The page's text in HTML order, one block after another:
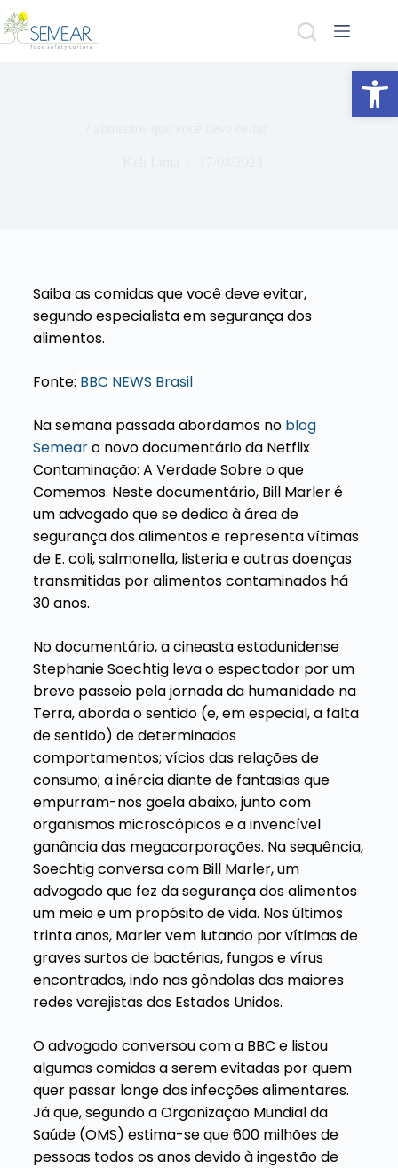
Abrir a barra de ferramentas
Saiba as comidas que você deve evitar,
segundo especialista em segurança dos
alimentos.
Fonte: BBC NEWS Brasil
Na semana passada abordamos no blog
Semearo novo documentário da Netflix
Contaminação: A Verdade Sobre o que
Comemos. Neste documentário, Bill Marler é
um advogado que se dedica à área de
segurança dos alimentos e representa vítimas
de E. coli, salmonella, listeria e outras doenças
transmitidas por alimentos contaminados há
30 anos.
No documentário, a cineasta estadunidense
Stephanie Soechtig leva o espectador por um
breve passeio pela jornada da humanidade na
Terra, aborda o sentido (e, em especial, a falta
de sentido) de determinados
comportamentos; vícios das relações de
consumo; a inércia diante de fantasias que
empurram-nos goela abaixo, junto com
organismos microscópicos e a invencível
ganância das megacorporações. Na sequência,
Soechtig conversa com Bill Marler, um
advogado que fez da segurança dos alimentos
um meio e um propósito de vida. Nos últimos
trinta anos, Marler vem lutando por vítimas de
graves surtos de bactérias, fungos e vírus
encontrados, indo nas gôndolas das maiores
redes varejistas dos Estados Unidos.
O advogado conversou com a BBC e listou
algumas comidas a serem evitadas por quem
quer passar longe das infecções alimentares.
Já que, segundo a Organização Mundial da
Saúde (OMS) estima-se que 600 milhões de
pessoas todos os anos devido à ingestão de